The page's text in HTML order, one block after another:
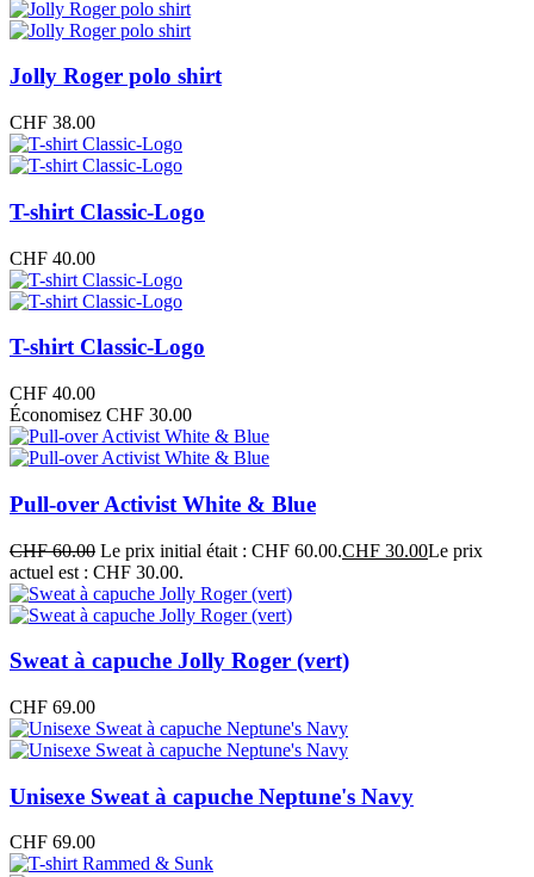
Jolly Roger polo shirt
CHF 38.00
T-shirt Classic-Logo
CHF 40.00
T-shirt Classic-Logo
CHF 40.00
Économisez CHF 30.00
Pull-over Activist White & Blue
CHF60.00 Le prix initial était : CHF 60.00.CHF 30.00Le prix
actuel est : CHF 30.00.
Sweat à capuche Jolly Roger (vert)
CHF 69.00
Unisexe Sweat à capuche Neptune's Navy
CHF 69.00